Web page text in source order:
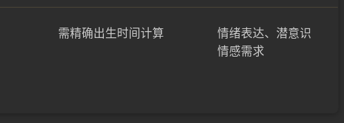
需精确出生时间计算
情绪表达、潜意识
情感需求